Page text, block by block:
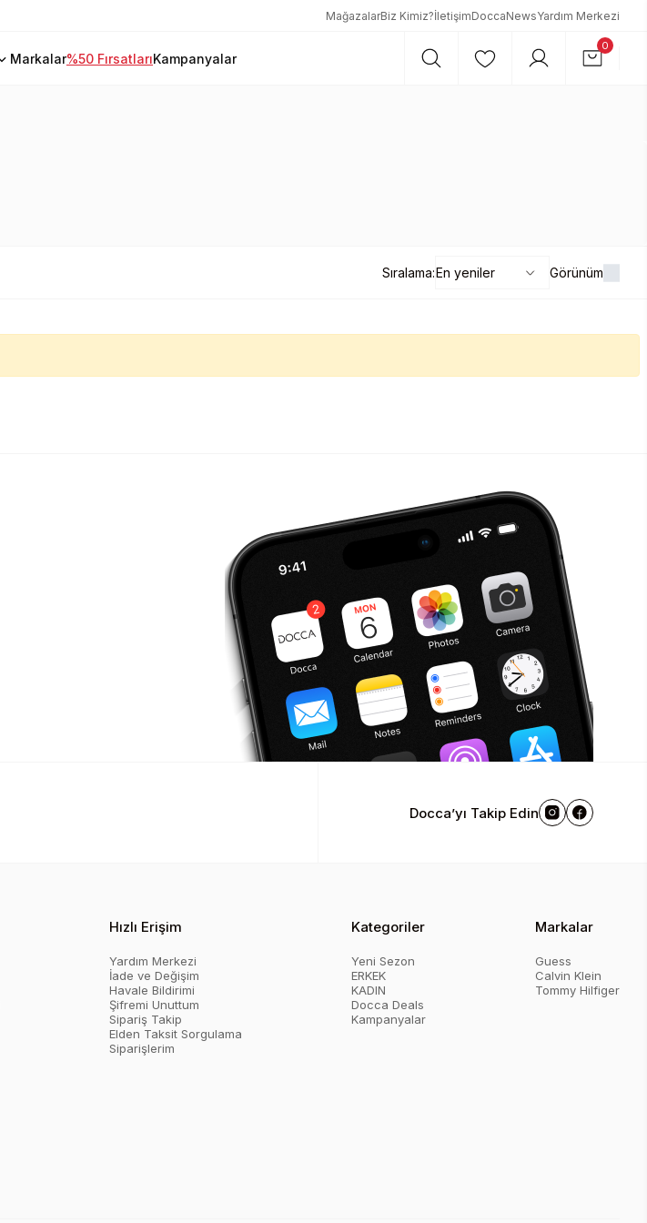
MağazalarBiz Kimiz?İletişimDoccaNewsYardım Merkezi
Markalar%50 FırsatlarıKampanyalar
0
Sıralama: Görünüm
Docca’yı Takip Edin
Hızlı Erişim
Yardım Merkezi
İade ve Değişim
Havale Bildirimi
Şifremi Unuttum
Sipariş Takip
Elden Taksit Sorgulama
Siparişlerim
Kategoriler
Yeni Sezon
ERKEK
KADIN
Docca Deals
Kampanyalar
Markalar
Guess
Calvin Klein
Tommy Hilfiger